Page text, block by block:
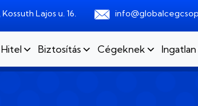
Lajos u. 16.
Hitel Biztosítás Cégeknek Ingatlan